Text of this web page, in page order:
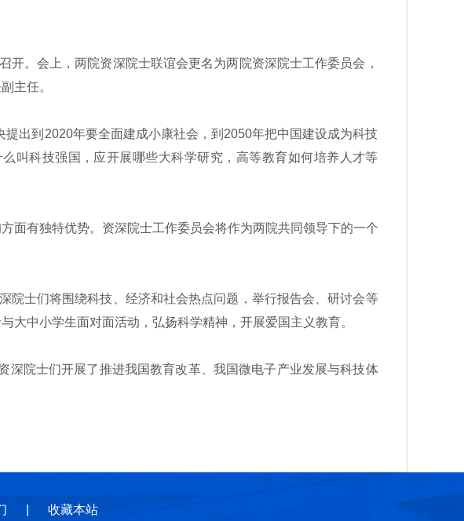
。会上，两院资深院士联谊会更名为两院资深院士工作委员会，
主任。
出到2020年要全面建成小康社会，到2050年把中国建设成为科技
叫科技强国，应开展哪些大科学研究，高等教育如何培养人才等
有独特优势。资深院士工作委员会将作为两院共同领导下的一个
士们将围绕科技、经济和社会热点问题，举行报告会、研讨会等
中小学生面对面活动，弘扬科学精神，开展爱国主义教育。
院士们开展了推进我国教育改革、我国微电子产业发展与科技体
收藏本站